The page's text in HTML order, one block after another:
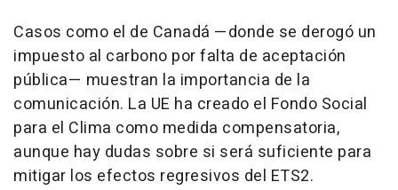
Casos como el de Canadá —donde se derogó un
impuesto al carbono por falta de aceptación
pública— muestran la importancia de la
comunicación. La UE ha creado el Fondo Social
para el Clima como medida compensatoria,
aunque hay dudas sobre si será suficiente para
mitigar los efectos regresivos del ETS2.